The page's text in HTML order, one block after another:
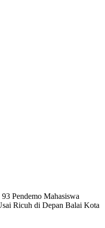
Pendemo Mahasiswa
Ricuh di Depan Balai Kota